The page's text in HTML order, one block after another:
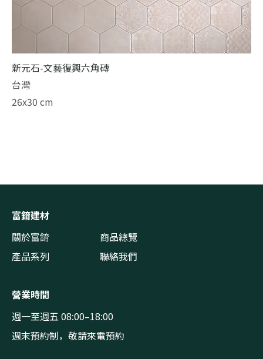
新元石-文藝復興六角磚
台灣
26x30 cm
富錥建材
關於富錥
商品總覽
產品系列
聯絡我們
營業時間
週一至週五 08:00–18:00
週末預約制，敬請來電預約